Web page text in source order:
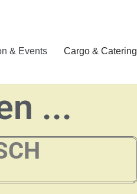
& Events Cargo & Catering
...